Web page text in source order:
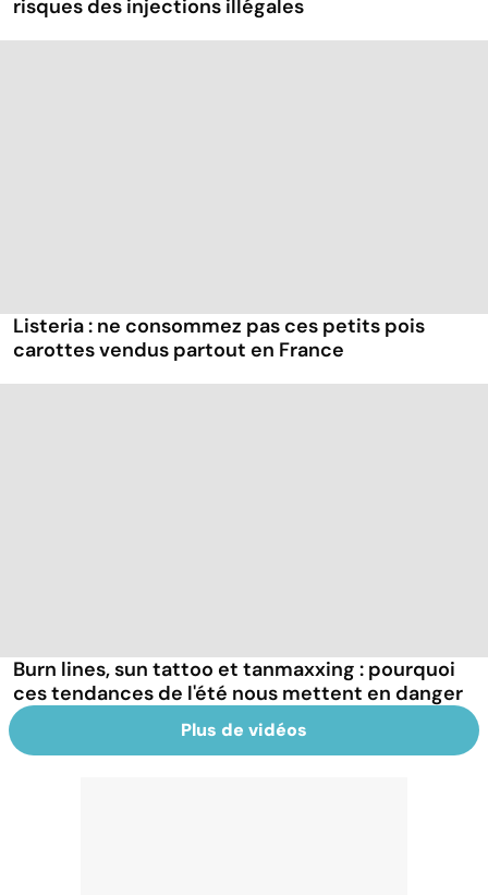
risques des injections illégales
Listeria : ne consommez pas ces petits pois
carottes vendus partout en France
Burn lines, sun tattoo et tanmaxxing : pourquoi
ces tendances de l'été nous mettent en danger
Plus de vidéos